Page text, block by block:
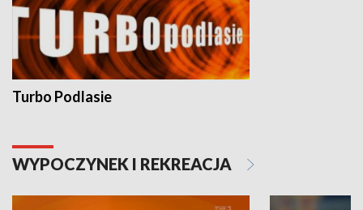
Turbo Podlasie
WYPOCZYNEK I REKREACJA